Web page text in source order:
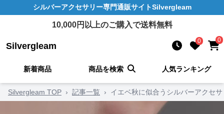
シルバーアクセサリー専門通販サイトSilvergleam
10,000円以上のご購入で送料無料
Silvergleam 0 0
新着商品 商品を検索 人気ランキング
Silvergleam TOP › 記事一覧 › イエベ秋に似合うシルバーアクセ